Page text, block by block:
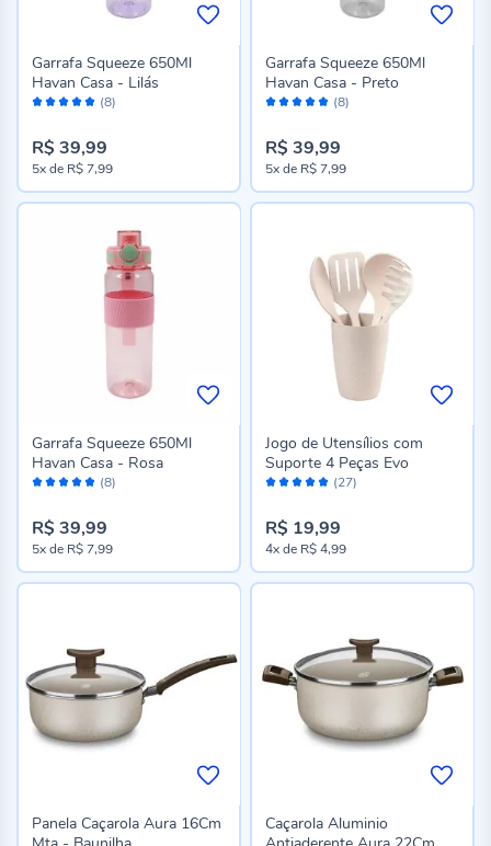
Avaliação: (8)
Garrafa Squeeze 650Ml
Havan Casa - Lilás
R$ 39,99
5xde R$ 7,99
Avaliação: (8)
Garrafa Squeeze 650Ml
Havan Casa - Preto
R$ 39,99
5xde R$ 7,99
Avaliação: (8)
Garrafa Squeeze 650Ml
Havan Casa - Rosa
R$ 39,99
5xde R$ 7,99
Avaliação: (27)
Jogo de Utensílios com
Suporte 4 Peças Evo
R$ 19,99
4xde R$ 4,99
Panela Caçarola Aura 16Cm
Caçarola Aluminio